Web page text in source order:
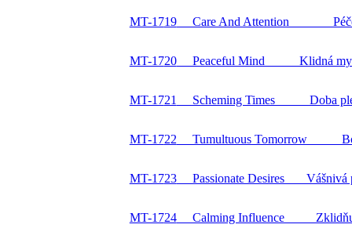
MT-1719Care And Attention Péče
MT-1720Peaceful Mind Klidná
MT-1721 Scheming Times Doba
MT-1722 Tumultuous Tomorrow
MT-1723Passionate Desires Vášnivá
MT-1724Calming Influence